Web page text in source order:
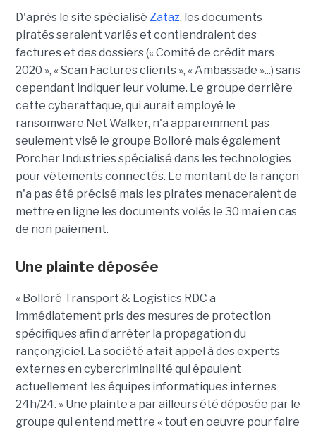
D'après le site spécialisé Zataz, les documents
piratés seraient variés et contiendraient des
factures et des dossiers (« Comité de crédit mars
2020 », « Scan Factures clients », « Ambassade »...) sans
cependant indiquer leur volume. Le groupe derrière
cette cyberattaque, qui aurait employé le
ransomware Net Walker, n'a apparemment pas
seulement visé le groupe Bolloré mais également
Porcher Industries spécialisé dans les technologies
pour vêtements connectés. Le montant de la rançon
n'a pas été précisé mais les pirates menaceraient de
mettre en ligne les documents volés le 30 mai en cas
de non paiement.
Une plainte déposée
« Bolloré Transport & Logistics RDC a
immédiatement pris des mesures de protection
spécifiques afin d’arrêter la propagation du
rançongiciel. La société a fait appel à des experts
externes en cybercriminalité qui épaulent
actuellement les équipes informatiques internes
24h/24. » Une plainte a par ailleurs été déposée par le
groupe qui entend mettre « tout en oeuvre pour faire